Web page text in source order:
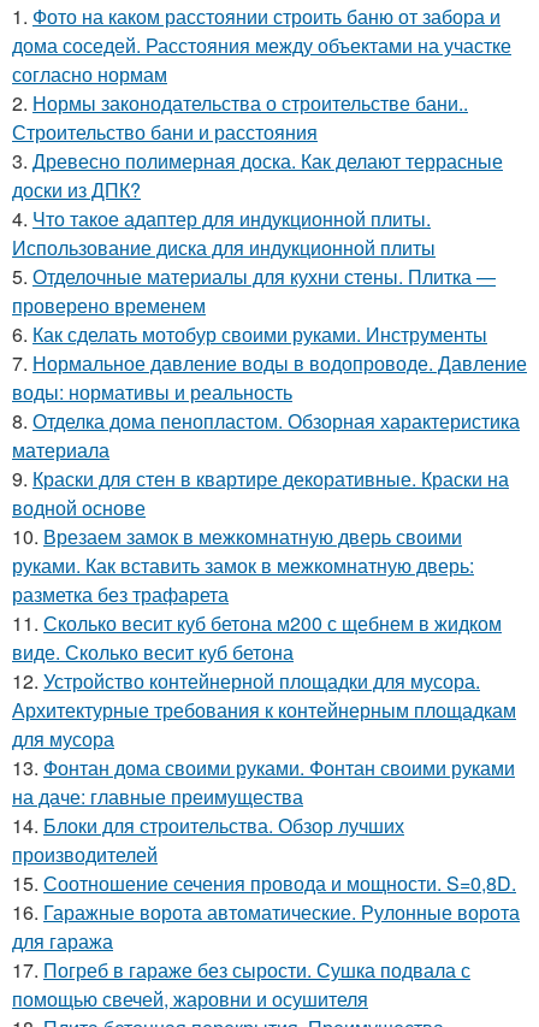
1. Фото на каком расстоянии строить баню от забора и
дома соседей. Расстояния между объектами на участке
согласно нормам
2. Нормы законодательства о строительстве бани..
Строительство бани и расстояния
3. Древесно полимерная доска. Как делают террасные
доски из ДПК?
4. Что такое адаптер для индукционной плиты.
Использование диска для индукционной плиты
5. Отделочные материалы для кухни стены. Плитка —
проверено временем
6. Как сделать мотобур своими руками. Инструменты
7. Нормальное давление воды в водопроводе. Давление
воды: нормативы и реальность
8. Отделка дома пенопластом. Обзорная характеристика
материала
9. Краски для стен в квартире декоративные. Краски на
водной основе
10. Врезаем замок в межкомнатную дверь своими
руками. Как вставить замок в межкомнатную дверь:
разметка без трафарета
11. Сколько весит куб бетона м200 с щебнем в жидком
виде. Сколько весит куб бетона
12. Устройство контейнерной площадки для мусора.
Архитектурные требования к контейнерным площадкам
для мусора
13. Фонтан дома своими руками. Фонтан своими руками
на даче: главные преимущества
14. Блоки для строительства. Обзор лучших
производителей
15. Соотношение сечения провода и мощности. S=0,8D.
16. Гаражные ворота автоматические. Рулонные ворота
для гаража
17. Погреб в гараже без сырости. Сушка подвала с
помощью свечей, жаровни и осушителя